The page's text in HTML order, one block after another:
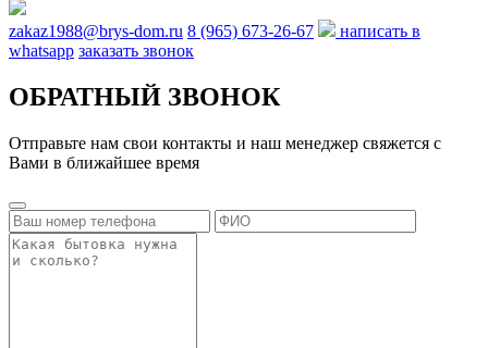
zakaz1988@brys-dom.ru 8 (965) 673-26-67
написать в
whatsapp заказать звонок
ОБРАТНЫЙ ЗВОНОК
Отправьте нам свои контакты и наш менеджер свяжется с
Вами в ближайшее время